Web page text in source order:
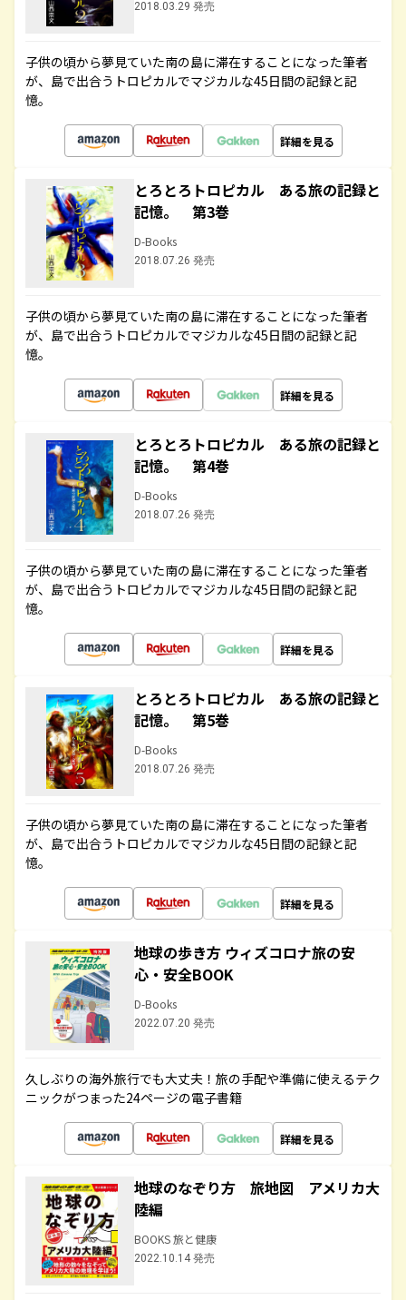
2018.03.29 発売
子供の頃から夢見ていた南の島に滞在することになった筆者
が、島で出合うトロピカルでマジカルな45日間の記録と記
憶。
詳細を見る
とろとろトロピカル ある旅の記録と
記憶。 第3巻
D-Books
2018.07.26 発売
子供の頃から夢見ていた南の島に滞在することになった筆者
が、島で出合うトロピカルでマジカルな45日間の記録と記
憶。
詳細を見る
とろとろトロピカル ある旅の記録と
記憶。 第4巻
D-Books
2018.07.26 発売
子供の頃から夢見ていた南の島に滞在することになった筆者
が、島で出合うトロピカルでマジカルな45日間の記録と記
憶。
詳細を見る
とろとろトロピカル ある旅の記録と
記憶。 第5巻
D-Books
2018.07.26 発売
子供の頃から夢見ていた南の島に滞在することになった筆者
が、島で出合うトロピカルでマジカルな45日間の記録と記
憶。
詳細を見る
地球の歩き方 ウィズコロナ旅の安
心・安全BOOK
D-Books
2022.07.20 発売
久しぶりの海外旅行でも大丈夫！旅の手配や準備に使えるテク
ニックがつまった24ページの電子書籍
詳細を見る
地球のなぞり方 旅地図 アメリカ大
陸編
BOOKS 旅と健康
2022.10.14 発売